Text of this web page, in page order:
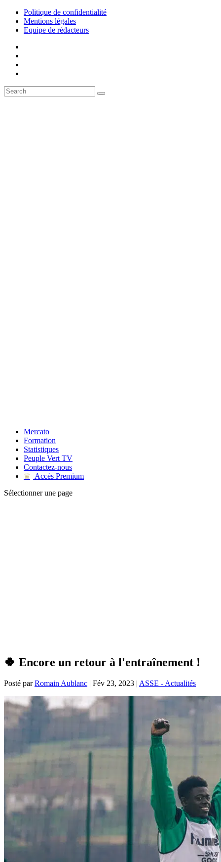
Politique de confidentialité
Mentions légales
Equipe de rédacteurs
Mercato
Formation
Statistiques
Peuple Vert TV
Contactez-nous
♛
Accès Premium
Sélectionner une page
🍀 Encore un retour à l'entraînement !
Posté parRomain Aublanc | Fév 23, 2023 | ASSE - Actualités